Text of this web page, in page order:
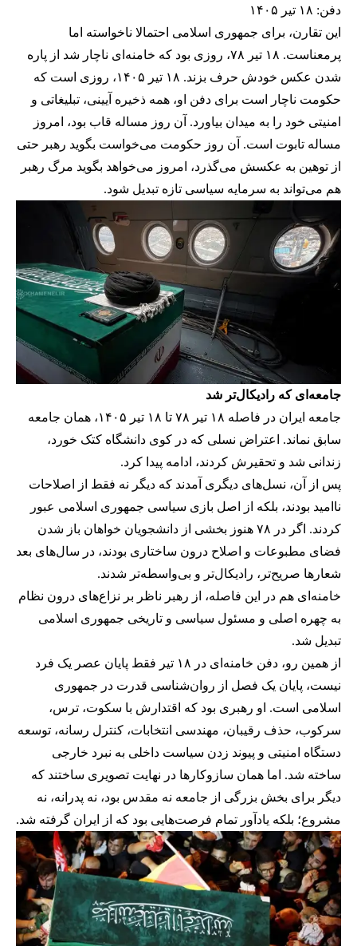
دفن: ۱۸ تیر ۱۴۰۵
این تقارن، برای جمهوری اسلامی احتمالا ناخواسته اما
پر‌معناست. ۱۸ تیر ۷۸، روزی بود که خامنه‌ای ناچار شد از پاره
شدن عکس خودش حرف بزند. ۱۸ تیر ۱۴۰۵، روزی است که
حکومت ناچار است برای دفن او، همه ذخیره آیینی، تبلیغاتی و
امنیتی خود را به میدان بیاورد. آن روز مساله قاب بود، امروز
مساله تابوت است. آن روز حکومت می‌خواست بگوید رهبر حتی
از توهین به عکسش می‌گذرد، امروز می‌خواهد بگوید مرگ رهبر
هم می‌تواند به سرمایه سیاسی تازه تبدیل شود.
جامعه‌ای که رادیکال‌تر شد
جامعه ایران در فاصله ۱۸ تیر ۷۸ تا ۱۸ تیر ۱۴۰۵، همان جامعه
سابق نماند. اعتراض نسلی که در کوی دانشگاه کتک خورد،
زندانی شد و تحقیرش کردند، ادامه پیدا کرد.
پس از آن، نسل‌های دیگری آمدند که دیگر نه فقط از اصلاحات
ناامید بودند، بلکه از اصل بازی سیاسی جمهوری اسلامی عبور
کردند. اگر در ۷۸ هنوز بخشی از دانشجویان خواهان باز شدن
فضای مطبوعات و اصلاح درون ساختاری بودند، در سال‌های بعد
شعارها صریح‌تر، رادیکال‌تر و بی‌واسطه‌تر شدند.
خامنه‌ای هم در این فاصله، از رهبر ناظر بر نزاع‌های درون نظام
به چهره اصلی و مسئول سیاسی و تاریخی جمهوری اسلامی
تبدیل شد.
از همین رو، دفن خامنه‌ای در ۱۸ تیر فقط پایان عصر یک فرد
نیست، پایان یک فصل از روان‌شناسی قدرت در جمهوری
اسلامی است. او رهبری بود که اقتدارش با سکوت، ترس،
سرکوب، حذف رقیبان، مهندسی انتخابات، کنترل رسانه، توسعه
دستگاه امنیتی و پیوند زدن سیاست داخلی به نبرد خارجی
ساخته شد. اما همان سازوکارها در نهایت تصویری ساختند که
دیگر برای بخش بزرگی از جامعه نه مقدس بود، نه پدرانه، نه
مشروع؛ بلکه یادآور تمام فرصت‌هایی بود که از ایران گرفته شد.